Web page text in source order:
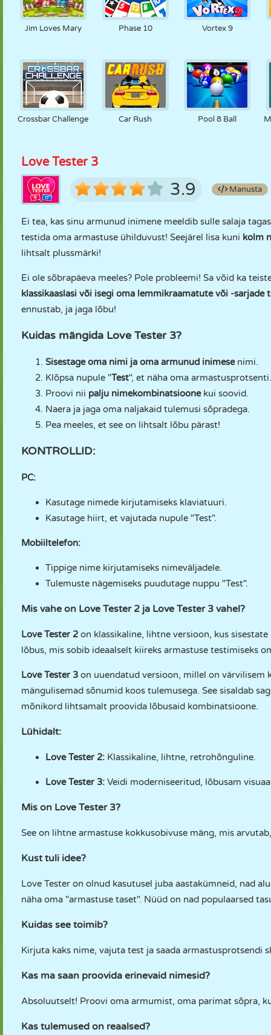
Jim Loves Mary Phase 10 Vortex 9
Crossbar Challenge Car Rush Pool 8 Ball
Love Tester 3
3.9 Manusta
Ei tea, kas sinu armunud inimene meeldib sulle salaja
testida oma armastuse ühilduvust! Seejärel lisa kuni kolm
lihtsalt plussmärki!
Ei ole sõbrapäeva meeles? Pole probleemi! Sa võid ka
klassikaaslasi või isegi oma lemmikraamatute või -sarjade
ennustab, ja jaga lõbu!
Kuidas mängida Love Tester 3?
Sisestage oma nimi ja oma armunud inimesenimi.
Klõpsa nupule "Test", et näha oma armastusprotsenti.
Proovi nii palju nimekombinatsioonekui soovid.
Naera ja jaga oma naljakaid tulemusi sõpradega.
Pea meeles, et see on lihtsalt lõbu pärast!
KONTROLLID:
PC:
Kasutage nimede kirjutamiseks klaviatuuri.
Kasutage hiirt, et vajutada nupule "Test".
Mobiiltelefon:
Tippige nime kirjutamiseks nimeväljadele.
Tulemuste nägemiseks puudutage nuppu "Test".
Mis vahe on Love Tester 2 ja Love Tester 3 vahel?
Love Tester 2 on klassikaline, lihtne versioon, kus
lõbus, mis sobib ideaalselt kiireks armastuse testimiseks
Love Tester 3 on uuendatud versioon, millel on värvilisem
mängulisemad sõnumid koos tulemusega. See sisaldab
mõnikord lihtsamalt proovida lõbusaid kombinatsioone.
Lühidalt:
Love Tester 2: Klassikaline, lihtne, retrohõnguline.
Love Tester 3: Veidi moderniseeritud, lõbusam
Mis on Love Tester 3?
See on lihtne armastuse kokkusobivuse mäng, mis
Kust tuli idee?
Love Tester on olnud kasutusel juba aastakümneid, nad
näha oma "armastuse taset". Nüüd on nad populaarsed
Kuidas see toimib?
Kirjuta kaks nime, vajuta test ja saada armastusprotsendi
Kas ma saan proovida erinevaid nimesid?
Absoluutselt! Proovi oma armumist, oma parimat sõpra,
Kas tulemused on reaalsed?